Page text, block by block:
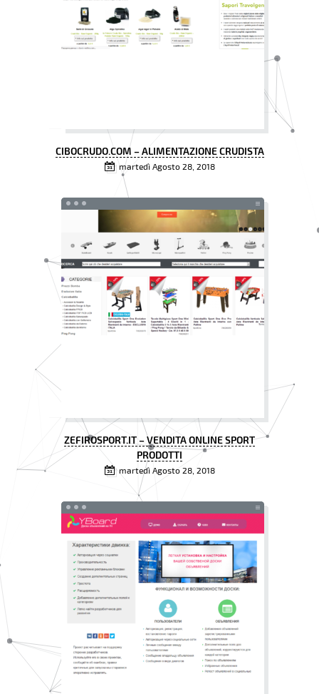
CIBOCRUDO.COM – ALIMENTAZIONE CRUDISTA
martedì Agosto 28, 2018
ZEFIROSPORT.IT – VENDITA ONLINE SPORT
PRODOTTI
martedì Agosto 28, 2018